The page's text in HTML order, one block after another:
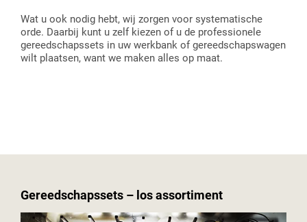
Wat u ook nodig hebt, wij zorgen voor systematische
orde. Daarbij kunt u zelf kiezen of u de professionele
gereedschapssets in uw werkbank of gereedschapswagen
wilt plaatsen, want we maken alles op maat.
Gereedschapssets – los assortiment